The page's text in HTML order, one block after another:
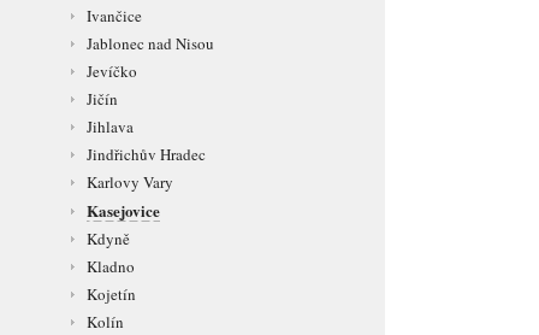
Ivančice
Jablonec nad Nisou
Jevíčko
Jičín
Jihlava
Jindřichův Hradec
Karlovy Vary
Kasejovice
Kdyně
Kladno
Kojetín
Kolín